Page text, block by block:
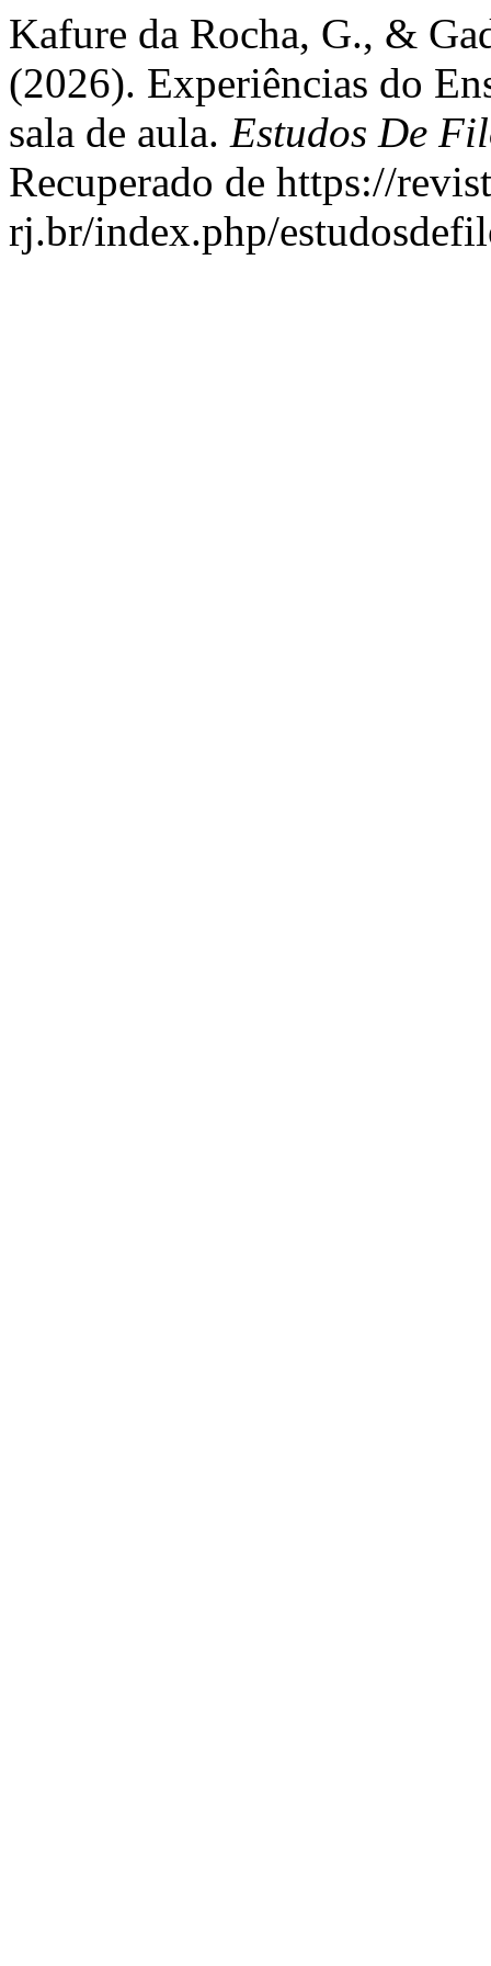
Kafure da Rocha, G., &
(2026). Experiências do
sala de aula. Estudos De
Recuperado de https://
rj.br/index.php/